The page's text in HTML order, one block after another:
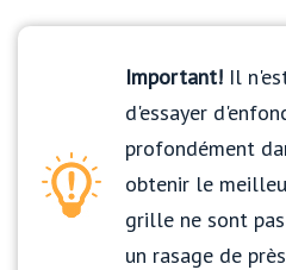
Important! Il
d'essayer
profondément
obtenir le
grille ne sont
un rasage de